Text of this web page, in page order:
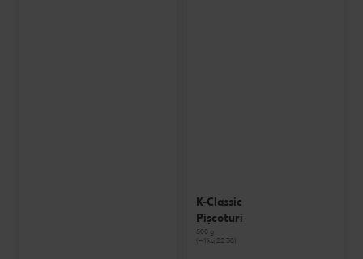
K-Classic
Pișcoturi
500 g
(=1 kg 22.38)